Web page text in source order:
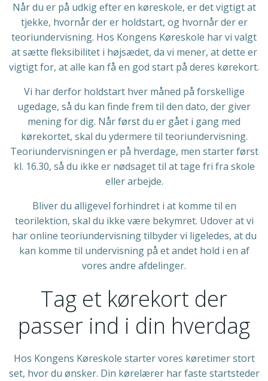
Når du er på udkig efter en køreskole, er det vigtigt at
tjekke, hvornår der er holdstart, og hvornår der er
teoriundervisning. Hos Kongens Køreskole har vi valgt
at sætte fleksibilitet i højsædet, da vi mener, at dette er
vigtigt for, at alle kan få en god start på deres kørekort.
Vi har derfor holdstart hver måned på forskellige
ugedage, så du kan finde frem til den dato, der giver
mening for dig. Når først du er gået i gang med
kørekortet, skal du ydermere til teoriundervisning.
Teoriundervisningen er på hverdage, men starter først
kl. 16.30, så du ikke er nødsaget til at tage fri fra skole
eller arbejde.
Bliver du alligevel forhindret i at komme til en
teorilektion, skal du ikke være bekymret. Udover at vi
har online teoriundervisning tilbyder vi ligeledes, at du
kan komme til undervisning på et andet hold i en af
vores andre afdelinger.
Tag et kørekort der
passer ind i din hverdag
Hos Kongens Køreskole starter vores køretimer stort
set, hvor du ønsker. Din kørelærer har faste startsteder